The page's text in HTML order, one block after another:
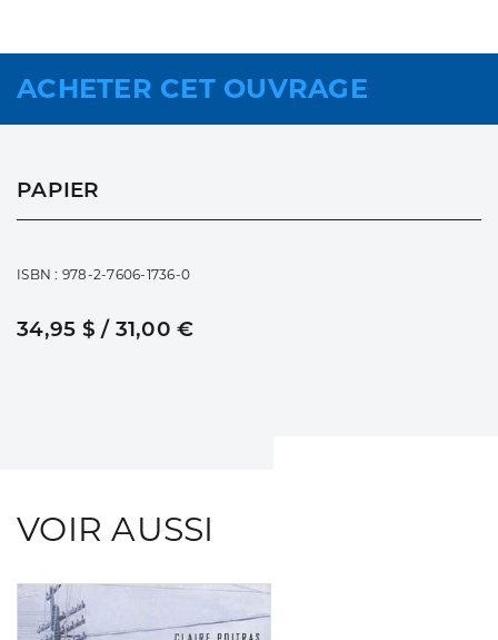
ACHETER CET OUVRAGE
PAPIER
ISBN : 978-2-7606-1736-0
34,95 $ / 31,00 €
VOIR AUSSI